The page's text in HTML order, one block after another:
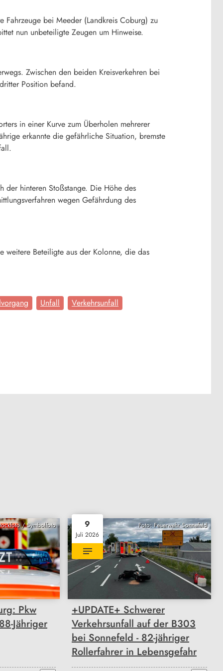
Fahrzeuge bei Meeder (Landkreis Coburg) zu
nun unbeteiligte Zeugen um Hinweise.
Zwischen den beiden Kreisverkehren bei
Position befand.
in einer Kurve zum Überholen mehrerer
erkannte die gefährliche Situation, bremste
der hinteren Stoßstange. Die Höhe des
wegen Gefährdung des
weitere Beteiligte aus der Kolonne, die das
Unfall
Verkehrsunfall
/ Symbolfoto
Pkw
Jähriger
Foto: Feuerwehr Sonnefeld
9
Juli 2026
+UPDATE+ Schwerer
Verkehrsunfall auf der B303
bei Sonnefeld - 82-jähriger
Rollerfahrer in Lebensgefahr